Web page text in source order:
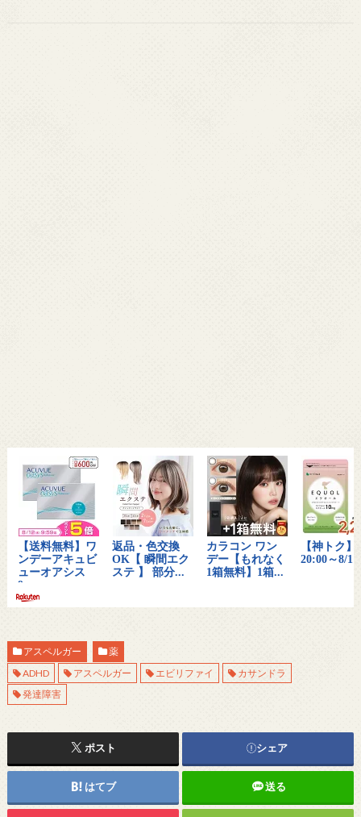
アスペルガー
薬
ADHD
アスペルガー エビリファイ
カサンドラ
発達障害
ポスト シェア
はてブ 送る